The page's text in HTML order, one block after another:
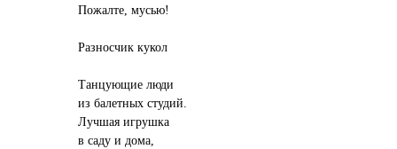
Пожалте, мусью!
Разносчик кукол
Танцующие люди
из балетных студий.
Лучшая игрушка
в саду и дома,